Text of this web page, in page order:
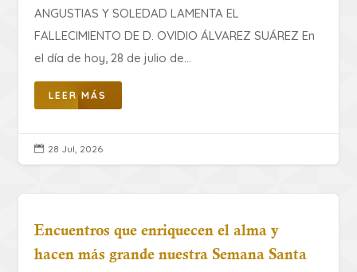
ANGUSTIAS Y SOLEDAD LAMENTA EL
FALLECIMIENTO DE D. OVIDIO ÁLVAREZ SUÁREZ ​En
el día de hoy, 28 de julio de...
LEER MÁS
 28 Jul, 2026
Encuentros que enriquecen el alma y
hacen más grande nuestra Semana Santa